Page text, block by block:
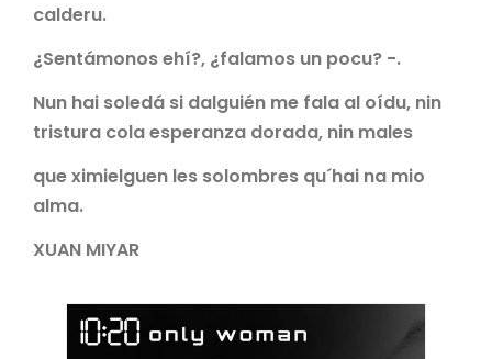
calderu.
¿Sentámonos ehí?, ¿falamos un pocu? -.
Nun hai soledá si dalguién me fala al oídu, nin
tristura cola esperanza dorada, nin males
que ximielguen les solombres qu´hai na mio
alma.
XUAN MIYAR